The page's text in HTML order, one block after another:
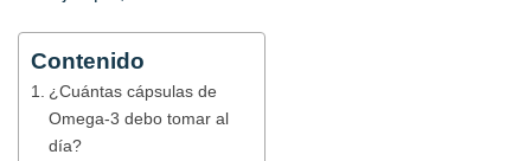
Contenido
¿Cuántas cápsulas de
Omega-3 debo tomar al
día?